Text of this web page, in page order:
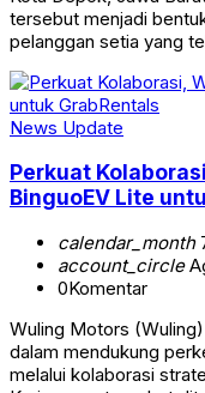
tersebut menjadi
pelanggan setia yang
News Update
Perkuat
BinguoEV Lite
calendar_month
account_circle
0Komentar
Wuling Motors
dalam mendukung
melalui kolaborasi